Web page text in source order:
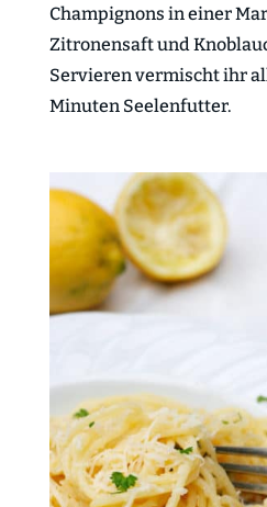
Champignons in einer
Zitronensaft und
Servieren vermischt ihr
Minuten Seelenfutter.